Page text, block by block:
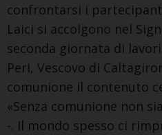
confrontarsi i
Laici si accolgono nel
seconda giornata di
Peri, Vescovo di
comunione il contenuto
«Senza comunione non
-. Il mondo spesso ci